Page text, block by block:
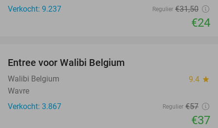
Verkocht: 9.237
Regulier €31,50
€24
Entree voor Walibi Belgium
Walibi Belgium 9.4 star
Wavre
Verkocht: 3.867
Regulier €57
€37